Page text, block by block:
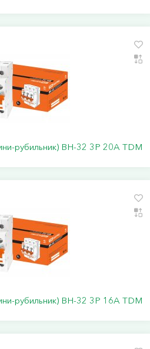
рубильник) ВН-32 3P 20A TDM
рубильник) ВН-32 3P 16A TDM